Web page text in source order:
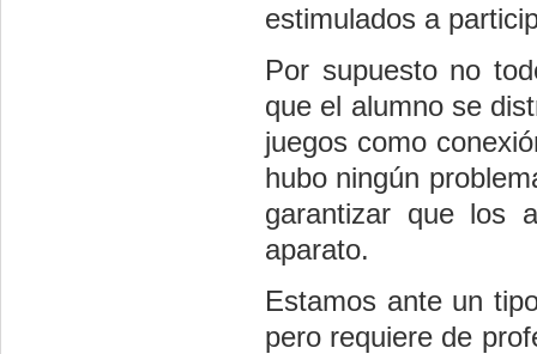
estimulados a
Por supuesto no
que el alumno se
juegos como
hubo ningún
garantizar que los
aparato.
Estamos ante un
pero requiere de